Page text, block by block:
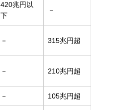
420兆円以
下
－
－ 315兆円超
－ 210兆円超
－ 105兆円超